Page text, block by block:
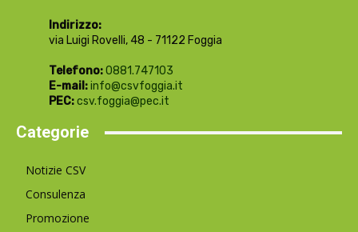
Indirizzo:
via Luigi Rovelli, 48 - 71122 Foggia
Telefono:0881.747103
E-mail:info@csvfoggia.it
PEC:csv.foggia@pec.it
Categorie
Notizie CSV
Consulenza
Promozione